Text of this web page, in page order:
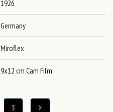
1926
Germany
Miroflex
9x12 cm Cam Film
3